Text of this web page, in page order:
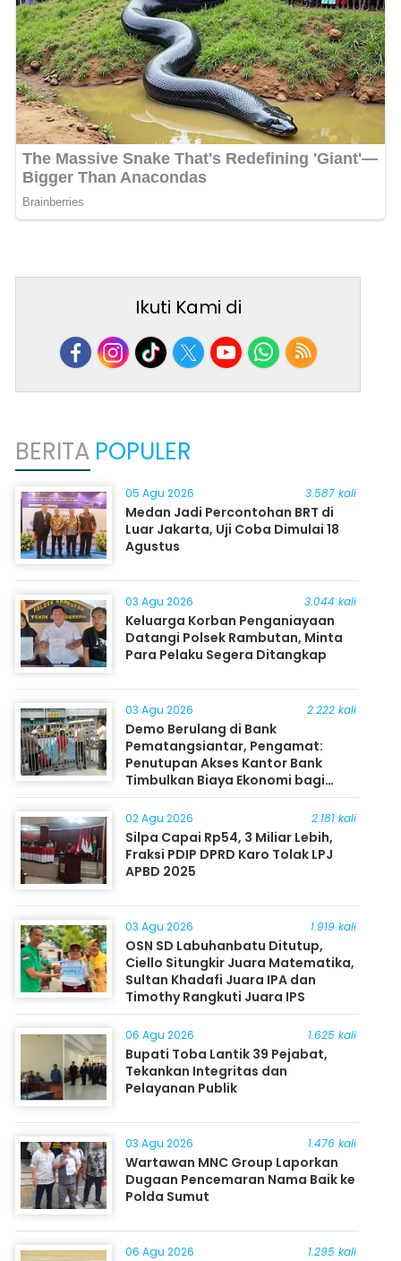
Ikuti Kami di
BERITA POPULER
05 Agu 2026 3.587 kali
Medan Jadi Percontohan BRT di
Luar Jakarta, Uji Coba Dimulai 18
Agustus
03 Agu 2026 3.044 kali
Keluarga Korban Penganiayaan
Datangi Polsek Rambutan, Minta
Para Pelaku Segera Ditangkap
03 Agu 2026 2.222 kali
Demo Berulang di Bank
Pematangsiantar, Pengamat:
Penutupan Akses Kantor Bank
Timbulkan Biaya Ekonomi bagi
Masyarakat
02 Agu 2026 2.181 kali
Silpa Capai Rp54, 3 Miliar Lebih,
Fraksi PDIP DPRD Karo Tolak LPJ
APBD 2025
03 Agu 2026 1.919 kali
OSN SD Labuhanbatu Ditutup,
Ciello Situngkir Juara Matematika,
Sultan Khadafi Juara IPA dan
Timothy Rangkuti Juara IPS
06 Agu 2026 1.625 kali
Bupati Toba Lantik 39 Pejabat,
Tekankan Integritas dan
Pelayanan Publik
03 Agu 2026 1.476 kali
Wartawan MNC Group Laporkan
Dugaan Pencemaran Nama Baik ke
Polda Sumut
06 Agu 2026 1.295 kali